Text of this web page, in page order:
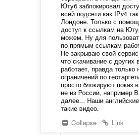
Ютуб заблокировал
всей подсети как IPv4
Лондоне. Только с
доступ к ссылкам на
можем. Ну для
по прямым ссылкам
Не закрываю свой
что скачивание с других
работает, правда только
ограничений по
просто блокируют показ
не из России, например
далее... Наши
такие видео.
Collapse
Link